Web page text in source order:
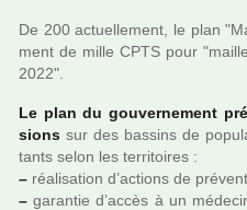
De 200 actuel­le­ment, le plan
ment de mille CPTS pour
2022".
Le plan du gou­ver­ne­ment
sions sur des bas­sins de
tants selon les ter­ri­toi­res :
– réa­li­sa­tion d’actions de
– garan­tie d’accès à un